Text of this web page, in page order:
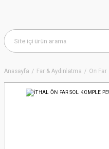
Anasayfa Far & Aydınlatma Ön Far